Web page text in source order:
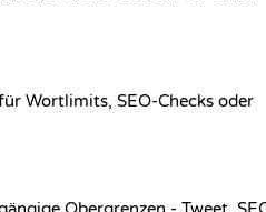
Wortlimits, SEO-Checks oder